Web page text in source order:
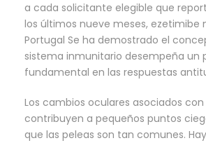
a cada solicitante elegible que
los últimos nueve meses, ezetimibe
Portugal Se ha demostrado el
sistema inmunitario desempeña un
fundamental en las respuestas
Los cambios oculares asociados
contribuyen a pequeños puntos
que las peleas son tan comunes.